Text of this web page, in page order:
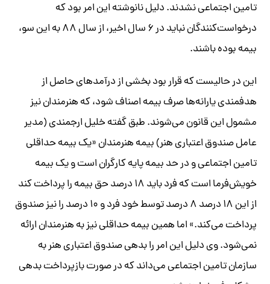
تامین‌ اجتماعی نشدند. دلیل نانوشته‌ این امر بود که
درخواست‌کنندگان نباید در ۶ سال اخیر، از سال ۸۸ به این سو،
بیمه بوده باشند.
این در حالیست که قرار بود بخشی از درآمد‌های حاصل از
هدفمندی یارانه‌ها صرف بیمه اصناف شود، که هنرمندان نیز
مشمول این قانون می‌شوند. طبق گفته خلیل ارجمندی (مدیر
عامل صندوق اعتباری هنر) بیمه هنرمندان «یک بیمه حداقلی
تامین اجتماعی و در حد بیمه پایه کارگران است و یک بیمه
خویش‌فرما است که فرد باید ۱۸ درصد حق بیمه را پرداخت کند
از این ۱۸ درصد ۸ درصد توسط خود فرد و ۱۰ درصد را نیز صندوق
پرداخت می‌کند.» اما همین بیمه حداقلی نیز به هنرمندان ارائه
نمی‌شود. وی دلیل این امر را بدهی صندوق اعتباری هنر به
سازمان تامین اجتماعی می‌داند که در صورت بازپرداخت بدهی